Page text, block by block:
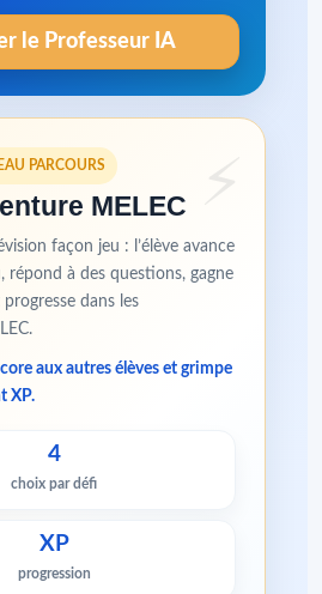
le Professeur IA
PARCOURS
MELEC
façon jeu : l’élève avance
répond à des questions, gagne
dans les
aux autres élèves et grimpe
XP.
4
choix par défi
XP
progression